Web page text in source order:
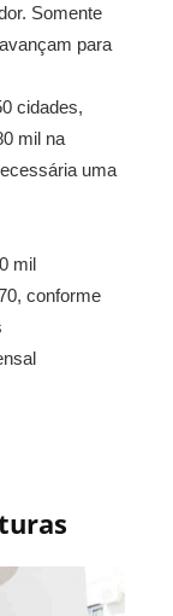
Somente
para
cidades,
mil na
uma
mil
conforme